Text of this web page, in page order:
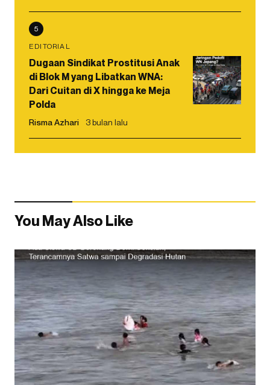
5
EDITORIAL
Dugaan Sindikat Prostitusi Anak
di Blok M yang Libatkan WNA:
Dari Cuitan di X hingga ke Meja
Polda
Risma Azhari 3 bulan lalu
You May Also Like